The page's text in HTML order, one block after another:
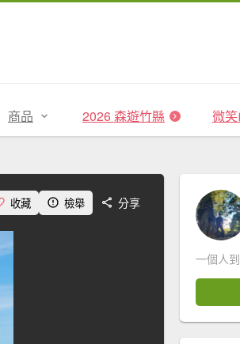
商品 2026 森遊竹縣 微
收藏 檢舉 分享
一個人